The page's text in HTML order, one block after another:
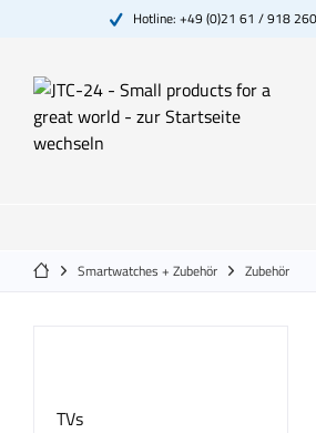
Hotline: +49 (0)21 61 / 918 260
Smartwatches + Zubehör Zubehör
TVs